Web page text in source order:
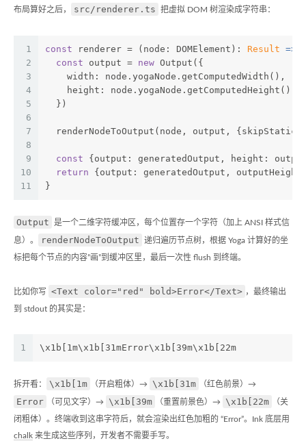
布局算好之后， src/renderer.ts 把虚拟 DOM 树渲染成字符串：
1
2
3
4
5
6
7
8
9
10
11
const renderer = (node: DOMElement): Result =>
const output = new Output({
    width: node.yogaNode.getComputedWidth(),
    height: node.yogaNode.getComputedHeight(),
  })
renderNodeToOutput(node, output,
const {output: generatedOutput, height:
return {output: generatedOutput,
}
Output 是一个二维字符缓冲区，每个位置存一个字符（加上 ANSI 样式信
息）。 renderNodeToOutput 递归遍历节点树，根据 Yoga 计算好的坐
标把每个节点的内容”画”到缓冲区里，最后一次性 flush 到终端。
比如你写 <Text color="red" bold>Error</Text> ，最终输出
到 stdout 的其实是：
1 \x1b[1m\x1b[31mError\x1b[39m\x1b[22m
拆开看： \x1b[1m （开启粗体）→ \x1b[31m （红色前景）→
Error （可见文字）→ \x1b[39m （重置前景色）→ \x1b[22m （关
闭粗体）。终端收到这串字符后，就会渲染出红色加粗的 “Error”。Ink 底层用
chalk 来生成这些序列，开发者不需要手写。